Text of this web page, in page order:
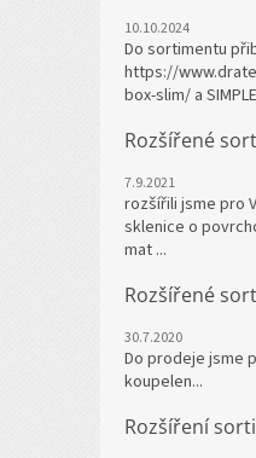
10.10.2024
Do sortimentu
https://
box-slim/ a
Rozšířené
7.9.2021
rozšířili jsme pro
sklenice o
mat ...
Rozšířené
30.7.2020
Do prodeje jsme
koupelen...
Rozšíření